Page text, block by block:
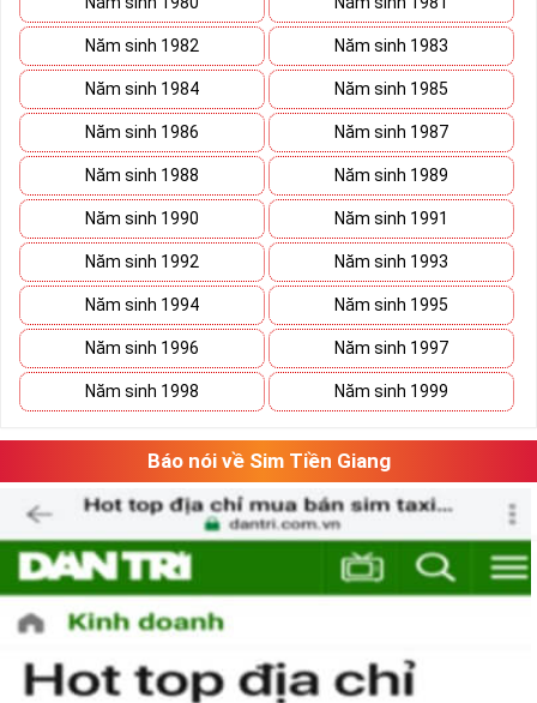
Xã Kho Sim Số Đẹp Giá rẻ
Có thể bạn sẽ tiết kiệm được ngân sách khá lớn nếu vô tình
Hãy lưu giữ nó lại và tiếp tục ngắm nghía danh sách sim số
đẹp khác. Khi đã có cái nhìn tổng quan và lựa chọn được
vài dãy số ưng ý, việc tiếp theo của bạn là cân đo đong đếm
xem sim nào là phù hợp với cá nhân mình nhất.
Việc này sẽ tốn không ít thời gian, nhưng nếu đã chấp nhận
bỏ ra một số tiền lớn thì việc cân nhắc lâu cũng là điều dễ
hiểu.
Tham khảo ngay:Danh Sách Sim Số Đẹp VIettel
Năm sinh 1982 Năm sinh 1983
Năm sinh 1984 Năm sinh 1985
Năm sinh 1986 Năm sinh 1987
Năm sinh 1988 Năm sinh 1989
Năm sinh 1990 Năm sinh 1991
Năm sinh 1992 Năm sinh 1993
Năm sinh 1994 Năm sinh 1995
Năm sinh 1996 Năm sinh 1997
Năm sinh 1998 Năm sinh 1999
Báo nói về Sim Tiền Giang